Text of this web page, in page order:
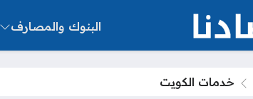
البنوك والمصارف
خدمات الكويت